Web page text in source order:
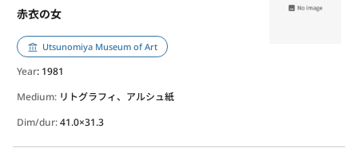
赤衣の女
Utsunomiya Museum of Art
Year: 1981
Medium: リトグラフィ、アルシュ紙
Dim/dur:41.0×31.3